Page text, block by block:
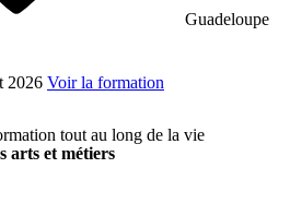
Guadeloupe
2026 Voir la formation
tout au long de la vie
arts et métiers